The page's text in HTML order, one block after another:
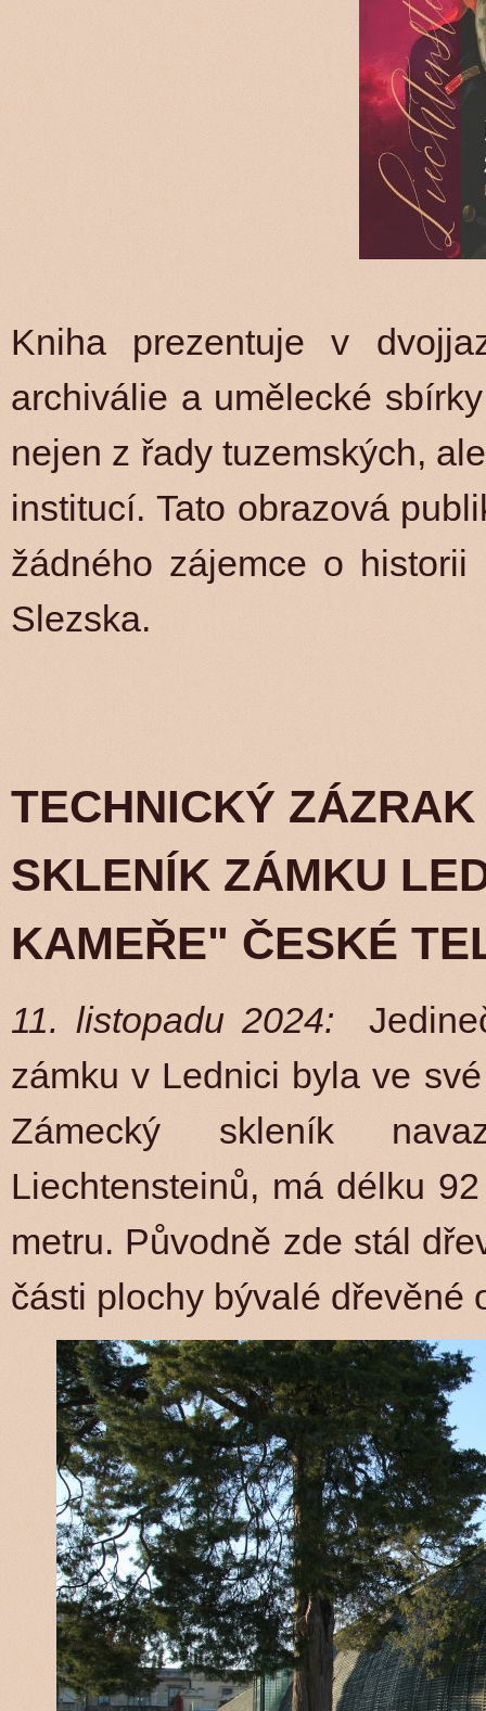
Kniha prezentuje v
archiválie a umělecké
nejen z řady tuzemských,
institucí. Tato obrazová
žádného zájemce o
Slezska.
TECHNICKÝ
SKLENÍK ZÁMKU
KAMEŘE" ČESKÉ
11. listopadu 2024:
zámku v Lednici byla ve
Zámecký skleník
Liechtensteinů, má délku
metru. Původně zde stál
části plochy bývalé dřevěné